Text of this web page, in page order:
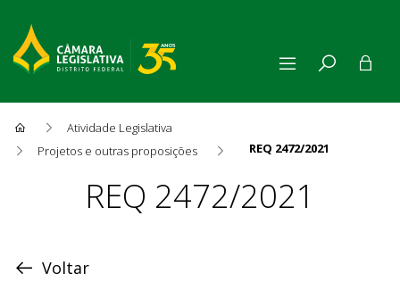
Atividade Legislativa
Projetos e outras proposições
REQ 2472/2021
ProposiçãoREQ 2472/2021
Voltar